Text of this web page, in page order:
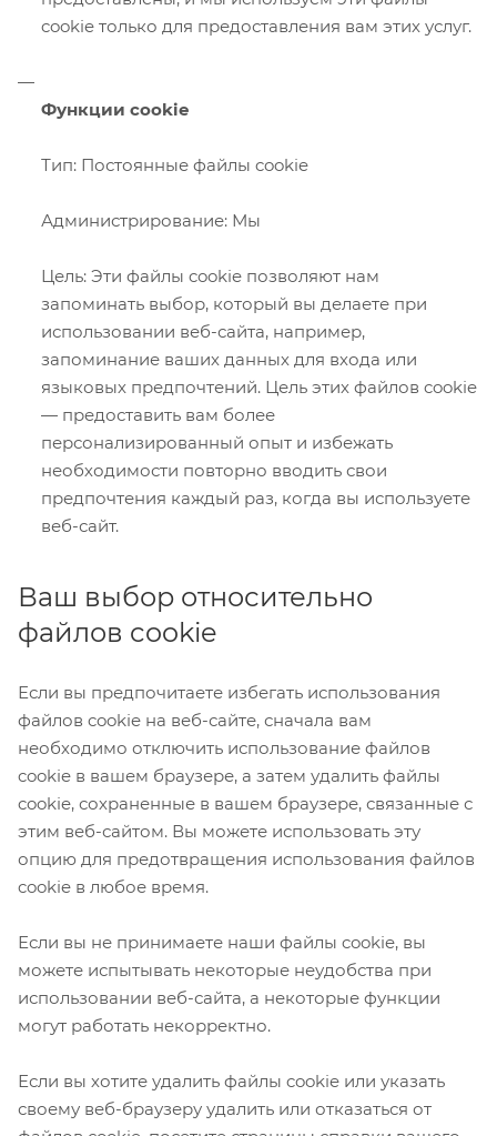
cookie только для предоставления вам этих услуг.
Функции cookie
Тип: Постоянные файлы cookie
Администрирование: Мы
Цель: Эти файлы cookie позволяют нам
запоминать выбор, который вы делаете при
использовании веб-сайта, например,
запоминание ваших данных для входа или
языковых предпочтений. Цель этих файлов cookie
— предоставить вам более
персонализированный опыт и избежать
необходимости повторно вводить свои
предпочтения каждый раз, когда вы используете
веб-сайт.
Ваш выбор относительно
файлов cookie
Если вы предпочитаете избегать использования
файлов cookie на веб-сайте, сначала вам
необходимо отключить использование файлов
cookie в вашем браузере, а затем удалить файлы
cookie, сохраненные в вашем браузере, связанные с
этим веб-сайтом. Вы можете использовать эту
опцию для предотвращения использования файлов
cookie в любое время.
Если вы не принимаете наши файлы cookie, вы
можете испытывать некоторые неудобства при
использовании веб-сайта, а некоторые функции
могут работать некорректно.
Если вы хотите удалить файлы cookie или указать
своему веб-браузеру удалить или отказаться от